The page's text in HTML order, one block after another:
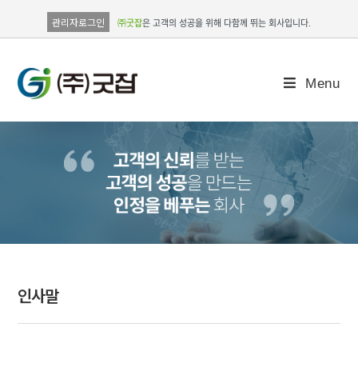
관리자로그인 ㈜굿잡은 고객의 성공을 위해 다함께 뛰는 회사입니다.
Menu
인사말